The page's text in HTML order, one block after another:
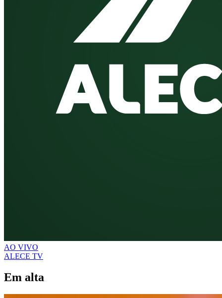
AO VIVO
ALECE TV
Em alta